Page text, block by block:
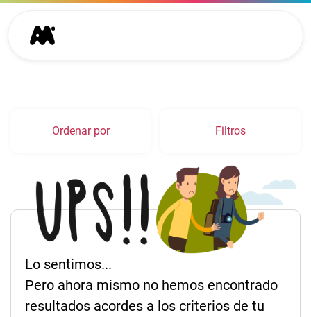
Ordenar por Filtros
Lo sentimos...
Pero ahora mismo no hemos encontrado
resultados acordes a los criterios de tu